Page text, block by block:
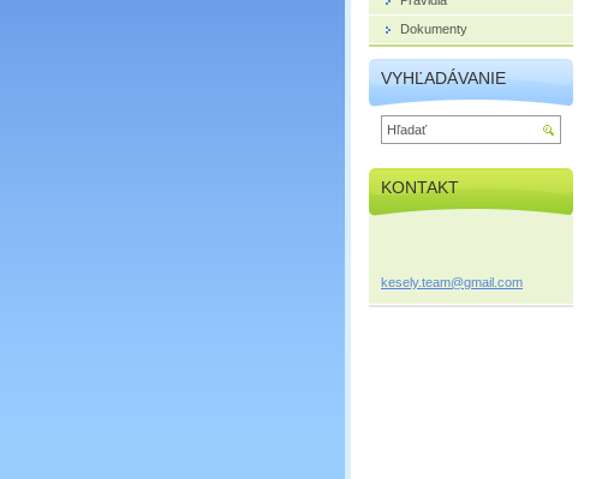
Dokumenty
VYHĽADÁVANIE
KONTAKT
kesely.team@gmail.com